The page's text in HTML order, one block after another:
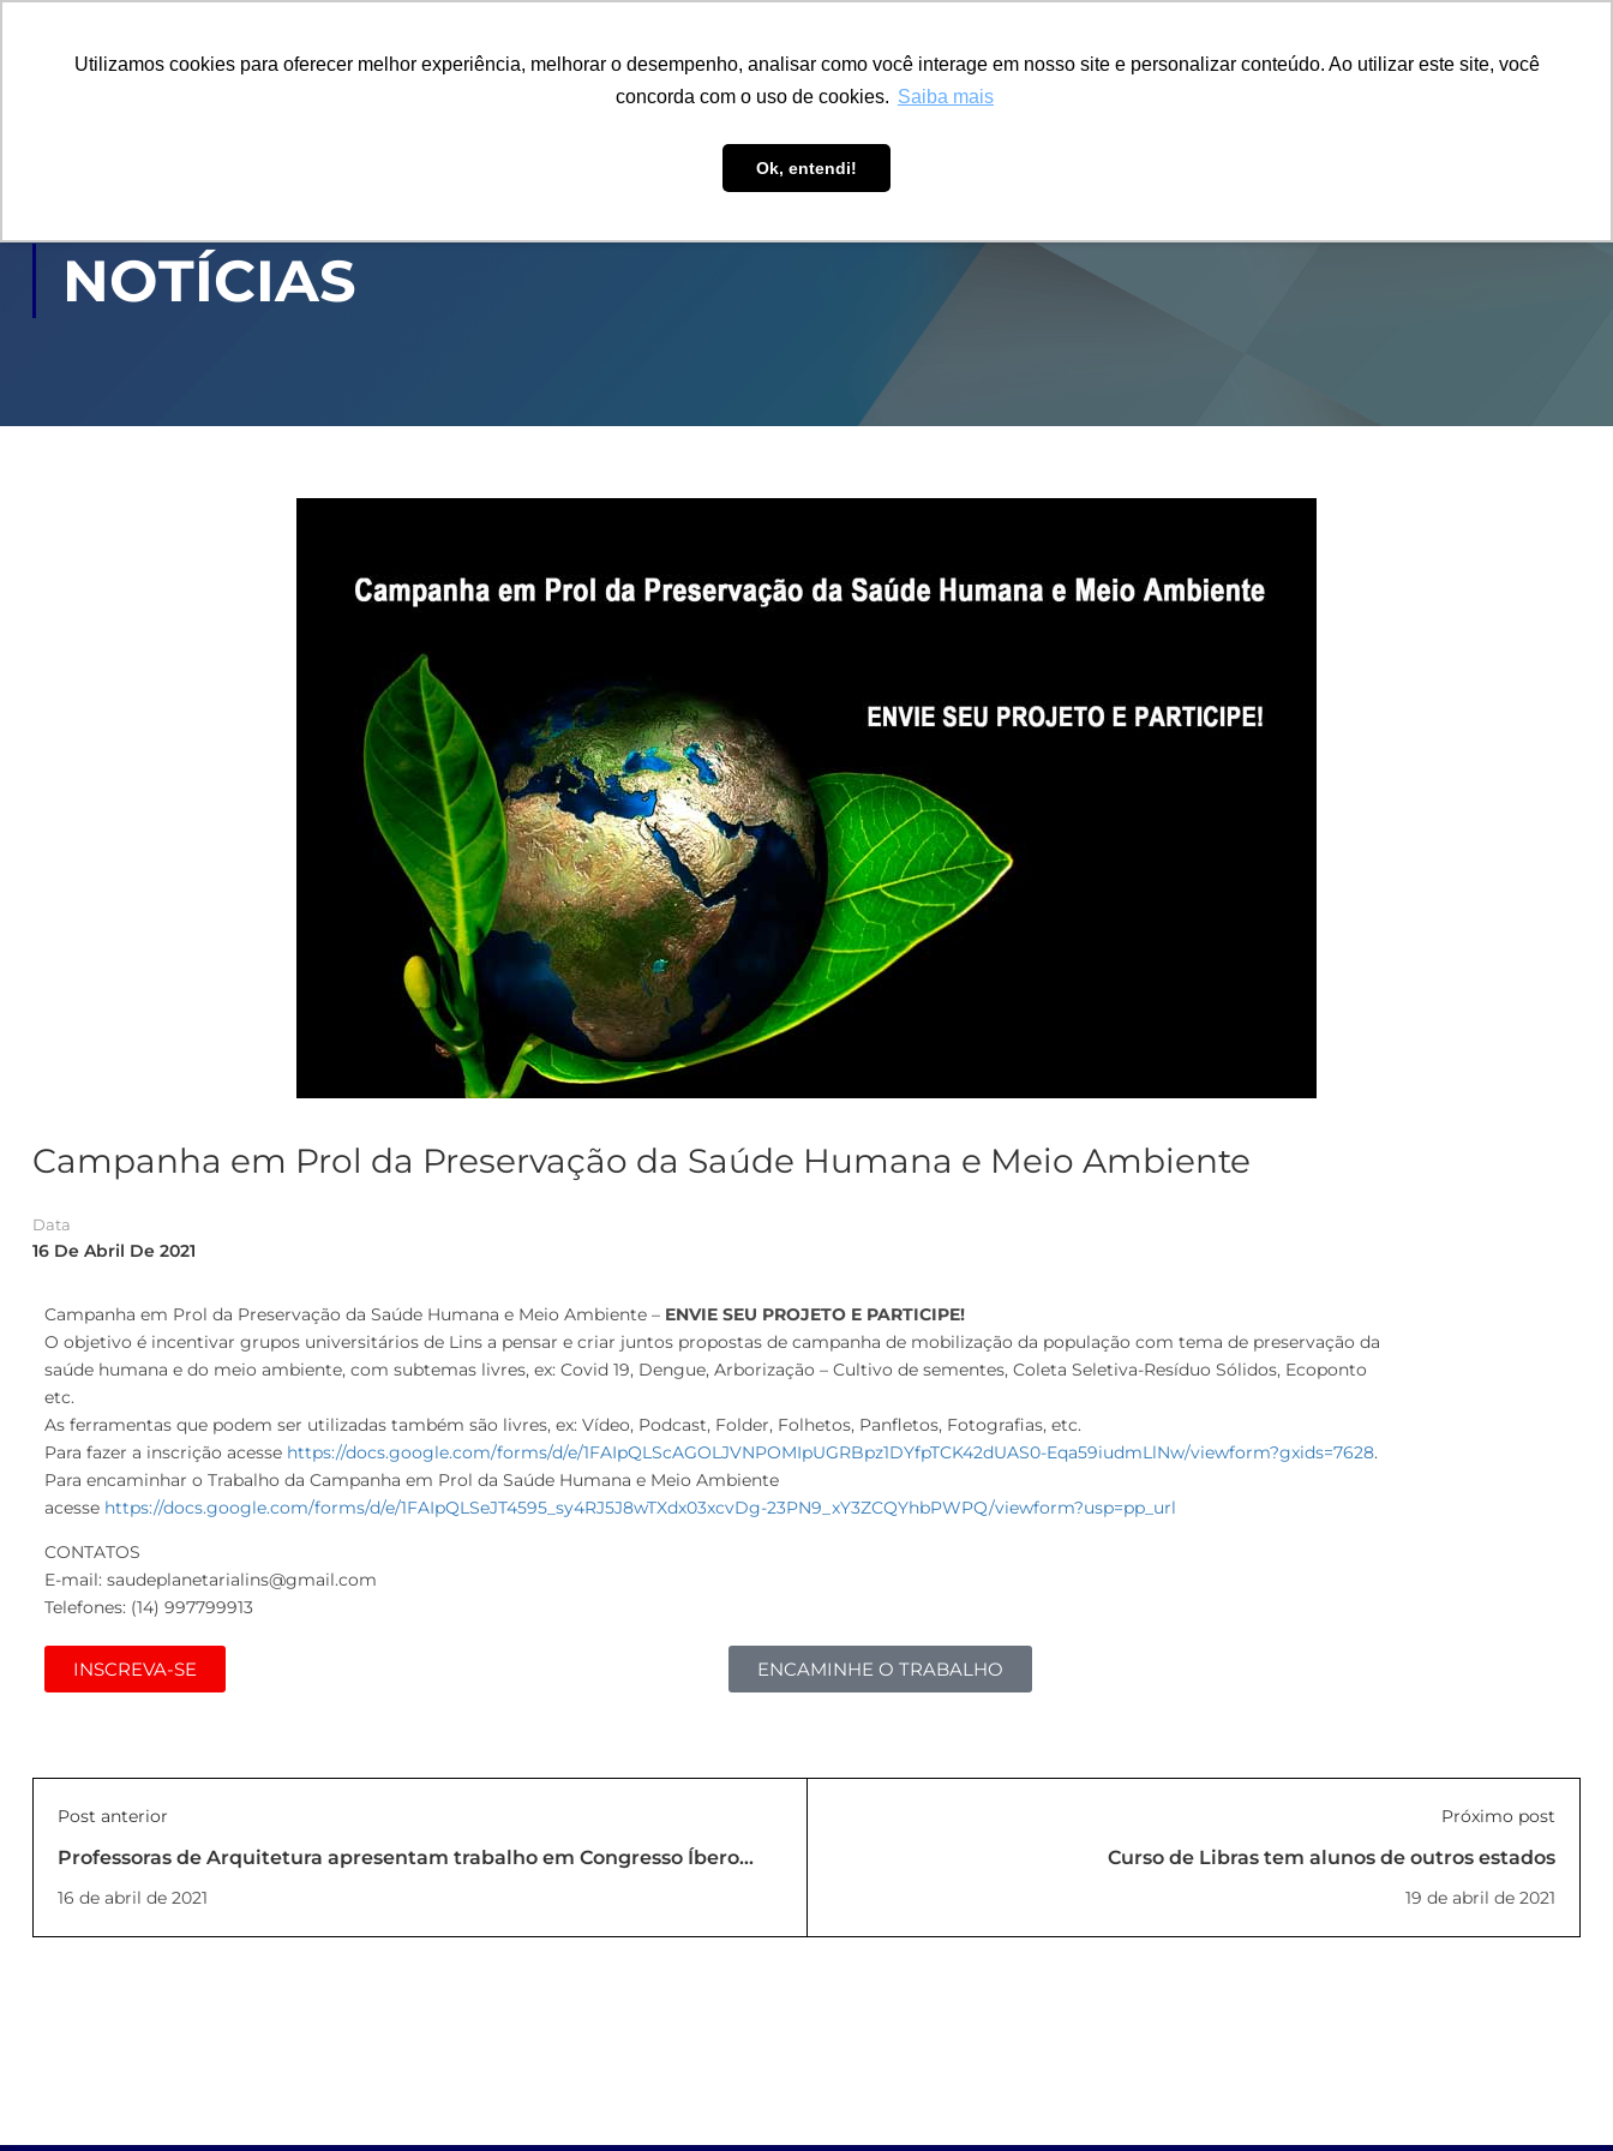
Utilizamos cookies para oferecer melhor experiência, melhorar o desempenho, analisar como você interage em nosso site e personalizar conteúdo. Ao utilizar este site, você
concorda com o uso de cookies. Saiba mais
Ok, entendi!
PÓS-GRADUAÇÃO CAPACITAÇÃO EXTENSÃO PESQUISA
NOTÍCIAS
Campanha em Prol da Preservação da Saúde Humana e Meio Ambiente
Data
16 De Abril De 2021
Campanha em Prol da Preservação da Saúde Humana e Meio Ambiente – ENVIE SEU PROJETO E PARTICIPE!
O objetivo é incentivar grupos universitários de Lins a pensar e criar juntos propostas de campanha de mobilização da população com tema de preservação da
saúde humana e do meio ambiente, com subtemas livres, ex: Covid 19, Dengue, Arborização – Cultivo de sementes, Coleta Seletiva-Resíduo Sólidos, Ecoponto
etc.
As ferramentas que podem ser utilizadas também são livres, ex: Vídeo, Podcast, Folder, Folhetos, Panfletos, Fotografias, etc.
Para fazer a inscrição acesse https://docs.google.com/forms/d/e/1FAIpQLScAGOLJVNPOMIpUGRBpz1DYfpTCK42dUAS0-Eqa59iudmLlNw/viewform?gxids=7628.
Para encaminhar o Trabalho da Campanha em Prol da Saúde Humana e Meio Ambiente
acesse https://docs.google.com/forms/d/e/1FAIpQLSeJT4595_sy4RJ5J8wTXdx03xcvDg-23PN9_xY3ZCQYhbPWPQ/viewform?usp=pp_url
CONTATOS
E-mail: saudeplanetarialins@gmail.com
Telefones: (14) 997799913
INSCREVA-SE ENCAMINHE O TRABALHO
Post anterior
Professoras de Arquitetura apresentam trabalho em Congresso Íbero
Americano
16 de abril de 2021
Próximo post
Curso de Libras tem alunos de outros estados
19 de abril de 2021